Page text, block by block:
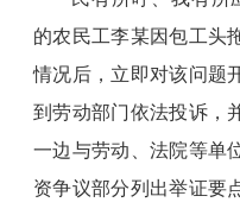
的农民工李某因包工头
情况后，立即对该问题
到劳动部门依法投诉，
一边与劳动、法院等单
资争议部分列出举证要